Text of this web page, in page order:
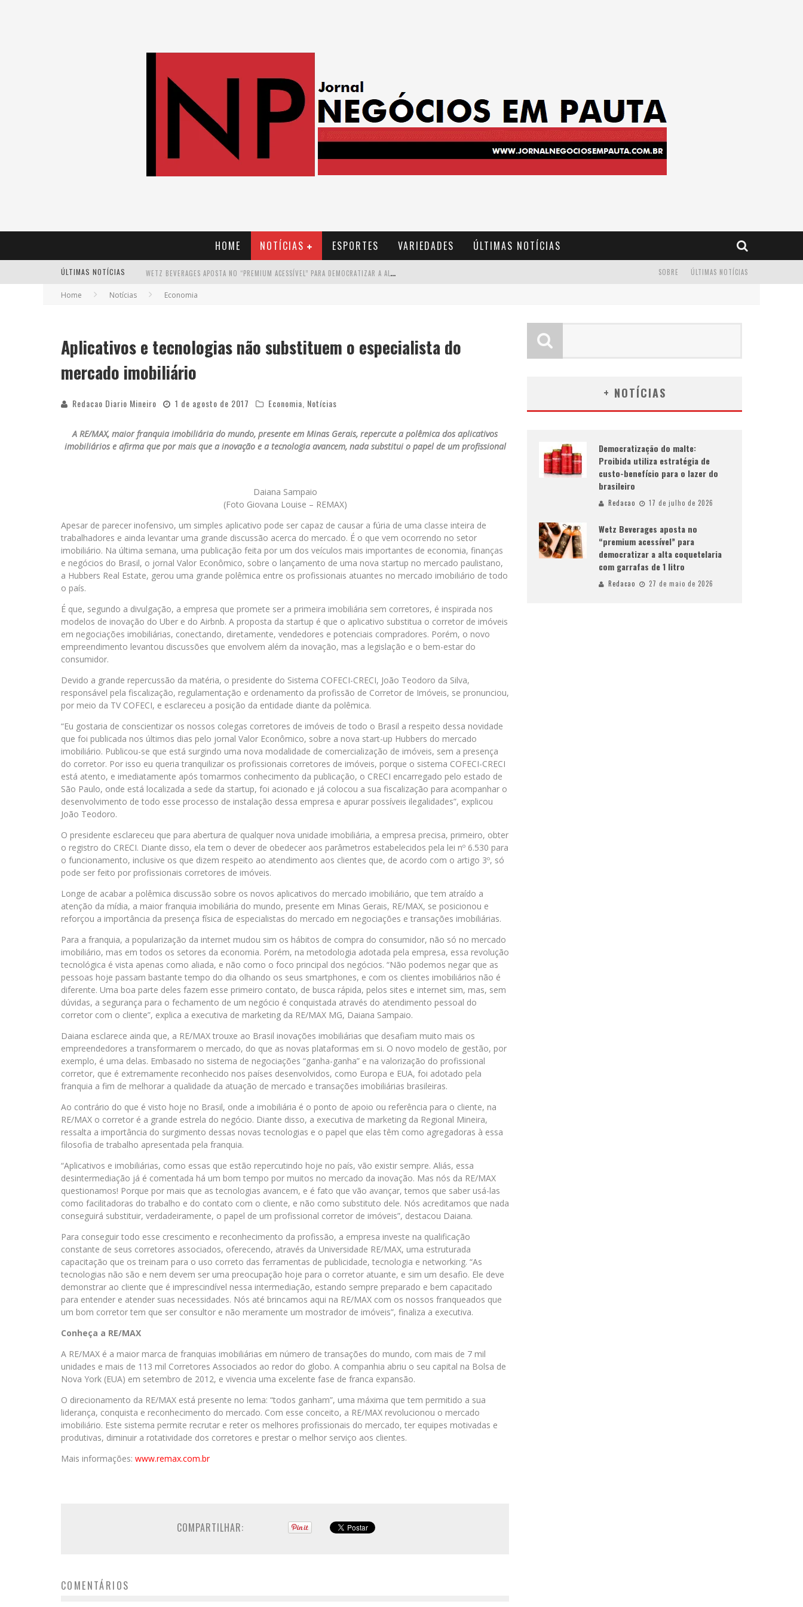
HOME NOTÍCIAS ESPORTES VARIEDADES ÚLTIMAS NOTÍCIAS
ÚLTIMAS NOTÍCIAS W
ETZ BEVERAGES APOSTA NO “PREMIUM ACESSÍVEL” PARA DEMOCRATIZAR A ALTA COQUETELARIA COM GARRAFAS DE 1 LITRO
D
EMOCRATIZAÇÃO DO MALTE: PROIBIDA UTILIZA ESTRATÉGIA DE CUSTO-BENEFÍCIO PARA O LAZER DO BRASILEIRO
ÚLTIMAS NOTÍCIAS
SOBRE
Home Notícias Economia
Aplicativos e tecnologias não substituem o especialista do
mercado imobiliário
Redacao Diario Mineiro 1 de agosto de 2017 Economia Notícias
A RE/MAX, maior franquia imobiliária do mundo, presente em Minas Gerais, repercute a polêmica dos aplicativos
imobiliários e afirma que por mais que a inovação e a tecnologia avancem, nada substitui o papel de um profissional
Daiana Sampaio
(Foto Giovana Louise – REMAX)
Apesar de parecer inofensivo, um simples aplicativo pode ser capaz de causar a fúria de uma classe inteira de
trabalhadores e ainda levantar uma grande discussão acerca do mercado. É o que vem ocorrendo no setor
imobiliário. Na última semana, uma publicação feita por um dos veículos mais importantes de economia, finanças
e negócios do Brasil, o jornal Valor Econômico, sobre o lançamento de uma nova startup no mercado paulistano,
a Hubbers Real Estate, gerou uma grande polêmica entre os profissionais atuantes no mercado imobiliário de todo
o país.
É que, segundo a divulgação, a empresa que promete ser a primeira imobiliária sem corretores, é inspirada nos
modelos de inovação do Uber e do Airbnb. A proposta da startup é que o aplicativo substitua o corretor de imóveis
em negociações imobiliárias, conectando, diretamente, vendedores e potenciais compradores. Porém, o novo
empreendimento levantou discussões que envolvem além da inovação, mas a legislação e o bem-estar do
consumidor.
Devido a grande repercussão da matéria, o presidente do Sistema COFECI-CRECI, João Teodoro da Silva,
responsável pela fiscalização, regulamentação e ordenamento da profissão de Corretor de Imóveis, se pronunciou,
por meio da TV COFECI, e esclareceu a posição da entidade diante da polêmica.
“Eu gostaria de conscientizar os nossos colegas corretores de imóveis de todo o Brasil a respeito dessa novidade
que foi publicada nos últimos dias pelo jornal Valor Econômico, sobre a nova start-up Hubbers do mercado
imobiliário. Publicou-se que está surgindo uma nova modalidade de comercialização de imóveis, sem a presença
do corretor. Por isso eu queria tranquilizar os profissionais corretores de imóveis, porque o sistema COFECI-CRECI
está atento, e imediatamente após tomarmos conhecimento da publicação, o CRECI encarregado pelo estado de
São Paulo, onde está localizada a sede da startup, foi acionado e já colocou a sua fiscalização para acompanhar o
desenvolvimento de todo esse processo de instalação dessa empresa e apurar possíveis ilegalidades”, explicou
João Teodoro.
O presidente esclareceu que para abertura de qualquer nova unidade imobiliária, a empresa precisa, primeiro, obter
o registro do CRECI. Diante disso, ela tem o dever de obedecer aos parâmetros estabelecidos pela lei nº 6.530 para
o funcionamento, inclusive os que dizem respeito ao atendimento aos clientes que, de acordo com o artigo 3º, só
pode ser feito por profissionais corretores de imóveis.
Longe de acabar a polêmica discussão sobre os novos aplicativos do mercado imobiliário, que tem atraído a
atenção da mídia, a maior franquia imobiliária do mundo, presente em Minas Gerais, RE/MAX, se posicionou e
reforçou a importância da presença física de especialistas do mercado em negociações e transações imobiliárias.
Para a franquia, a popularização da internet mudou sim os hábitos de compra do consumidor, não só no mercado
imobiliário, mas em todos os setores da economia. Porém, na metodologia adotada pela empresa, essa revolução
tecnológica é vista apenas como aliada, e não como o foco principal dos negócios. “Não podemos negar que as
pessoas hoje passam bastante tempo do dia olhando os seus smartphones, e com os clientes imobiliários não é
diferente. Uma boa parte deles fazem esse primeiro contato, de busca rápida, pelos sites e internet sim, mas, sem
dúvidas, a segurança para o fechamento de um negócio é conquistada através do atendimento pessoal do
corretor com o cliente”, explica a executiva de marketing da RE/MAX MG, Daiana Sampaio.
Daiana esclarece ainda que, a RE/MAX trouxe ao Brasil inovações imobiliárias que desafiam muito mais os
empreendedores a transformarem o mercado, do que as novas plataformas em si. O novo modelo de gestão, por
exemplo, é uma delas. Embasado no sistema de negociações “ganha-ganha” e na valorização do profissional
corretor, que é extremamente reconhecido nos países desenvolvidos, como Europa e EUA, foi adotado pela
franquia a fim de melhorar a qualidade da atuação de mercado e transações imobiliárias brasileiras.
Ao contrário do que é visto hoje no Brasil, onde a imobiliária é o ponto de apoio ou referência para o cliente, na
RE/MAX o corretor é a grande estrela do negócio. Diante disso, a executiva de marketing da Regional Mineira,
ressalta a importância do surgimento dessas novas tecnologias e o papel que elas têm como agregadoras à essa
filosofia de trabalho apresentada pela franquia.
“Aplicativos e imobiliárias, como essas que estão repercutindo hoje no país, vão existir sempre. Aliás, essa
desintermediação já é comentada há um bom tempo por muitos no mercado da inovação. Mas nós da RE/MAX
questionamos! Porque por mais que as tecnologias avancem, e é fato que vão avançar, temos que saber usá-las
como facilitadoras do trabalho e do contato com o cliente, e não como substituto dele. Nós acreditamos que nada
conseguirá substituir, verdadeiramente, o papel de um profissional corretor de imóveis”, destacou Daiana.
Para conseguir todo esse crescimento e reconhecimento da profissão, a empresa investe na qualificação
constante de seus corretores associados, oferecendo, através da Universidade RE/MAX, uma estruturada
capacitação que os treinam para o uso correto das ferramentas de publicidade, tecnologia e networking. “As
tecnologias não são e nem devem ser uma preocupação hoje para o corretor atuante, e sim um desafio. Ele deve
demonstrar ao cliente que é imprescindível nessa intermediação, estando sempre preparado e bem capacitado
para entender e atender suas necessidades. Nós até brincamos aqui na RE/MAX com os nossos franqueados que
um bom corretor tem que ser consultor e não meramente um mostrador de imóveis”, finaliza a executiva.
Conheça a RE/MAX
A RE/MAX é a maior marca de franquias imobiliárias em número de transações do mundo, com mais de 7 mil
unidades e mais de 113 mil Corretores Associados ao redor do globo. A companhia abriu o seu capital na Bolsa de
Nova York (EUA) em setembro de 2012, e vivencia uma excelente fase de franca expansão.
O direcionamento da RE/MAX está presente no lema: “todos ganham”, uma máxima que tem permitido a sua
liderança, conquista e reconhecimento do mercado. Com esse conceito, a RE/MAX revolucionou o mercado
imobiliário. Este sistema permite recrutar e reter os melhores profissionais do mercado, ter equipes motivadas e
produtivas, diminuir a rotatividade dos corretores e prestar o melhor serviço aos clientes.
Mais informações: www.remax.com.br
COMPARTILHAR:
COMENTÁRIOS
+ NOTÍCIAS
Democratização do malte:
Proibida utiliza estratégia de
custo-benefício para o lazer do
brasileiro
Redacao 17 de julho de 2026
Wetz Beverages aposta no
“premium acessível” para
democratizar a alta coquetelaria
com garrafas de 1 litro
Redacao 27 de maio de 2026